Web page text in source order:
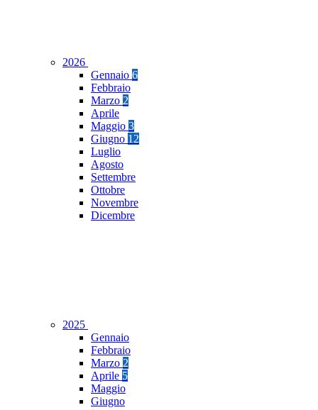
2026
Gennaio 6
Febbraio
Marzo 2
Aprile
Maggio 3
Giugno 12
Luglio
Agosto
Settembre
Ottobre
Novembre
Dicembre
2025
Gennaio
Febbraio
Marzo 2
Aprile 5
Maggio
Giugno